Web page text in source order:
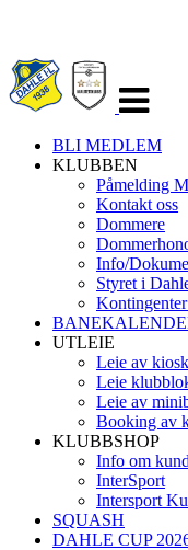
navigasjon
BLI MEDLEM
KLUBBEN
Påmelding
Kontakt oss
Dommere
Info/
Styret i
UTLEIE
Leie av
Leie
Leie av
Booking av
KLUBBSHOP
Info om
InterSport
Intersport
SQUASH
DAHLE CUP